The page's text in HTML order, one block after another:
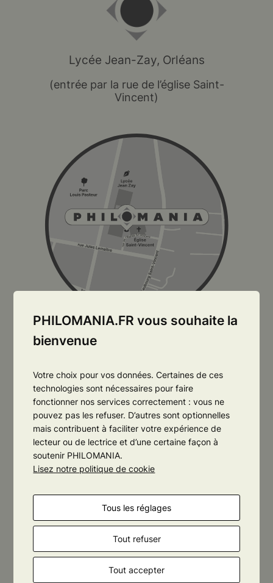
Lycée Jean-Zay, Orléans
(entrée par la rue de l’église Saint-
Vincent)
N
a
v
g
t
«Café-Philo, Orléans
– Journée du
PHILOMANIA.FR vous souhaite la
bienvenue
Votre choix pour vos données. Certaines de ces
technologies sont nécessaires pour faire
fonctionner nos services correctement : vous ne
pouvez pas les refuser. D’autres sont optionnelles
mais contribuent à faciliter votre expérience de
lecteur ou de lectrice et d’une certaine façon à
soutenir PHILOMANIA.
Lisez notre politique de cookie
Tous les réglages
Tout refuser
Tout accepter